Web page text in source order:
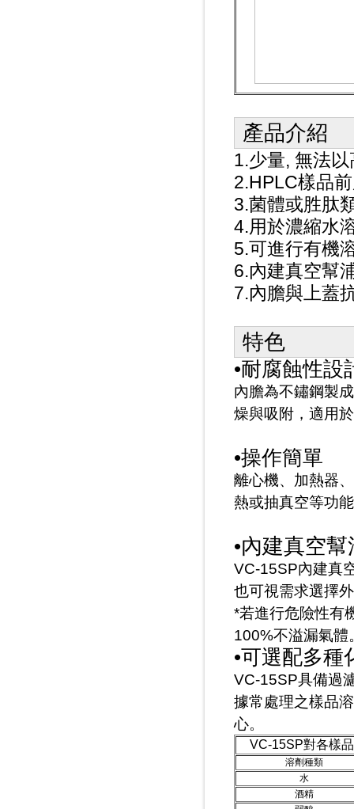
產品介紹
1.少量, 無法
2.HPLC樣品
3.菌體或胜肽
4.用於濃縮水
5.可進行有機
6.內建真空幫
7.內膽與上蓋
特色
•耐腐蝕性設
內膽為不鏽鋼製
燥與吸附，適用
•操作簡單
離心機、加熱器
熱或抽真空等功
•內建真空幫
VC-15SP內建真
也可視需求選擇
*若進行危險性有
100%不溢漏氣體
•可選配多種
VC-15SP具備過
據常處理之樣品
心。
VC-15SP對各樣
溶劑種類
水
酒精